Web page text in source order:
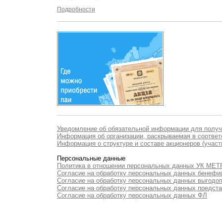
Подробности
Уведомление об обязательной информации для
Информация об организации, раскрываемая в
Информация о структуре и составе акционеров
Персональные данные
Политика в отношении персональных данных УК
Согласие на обработку персональных данных
Согласие на обработку персональных данных
Согласие на обработку персональных данных
Согласие на обработку персональных данных ФЛ